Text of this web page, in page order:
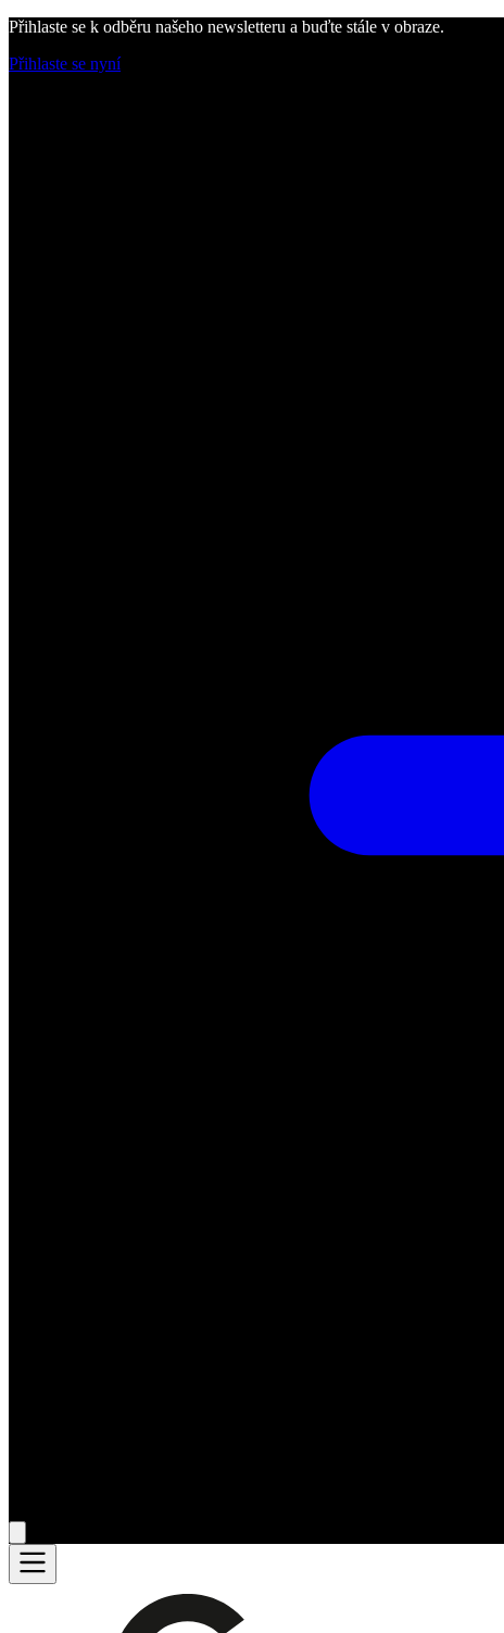
Přihlaste se k odběru našeho newsletteru a buďte stále v obraze.
Přihlaste se nyní